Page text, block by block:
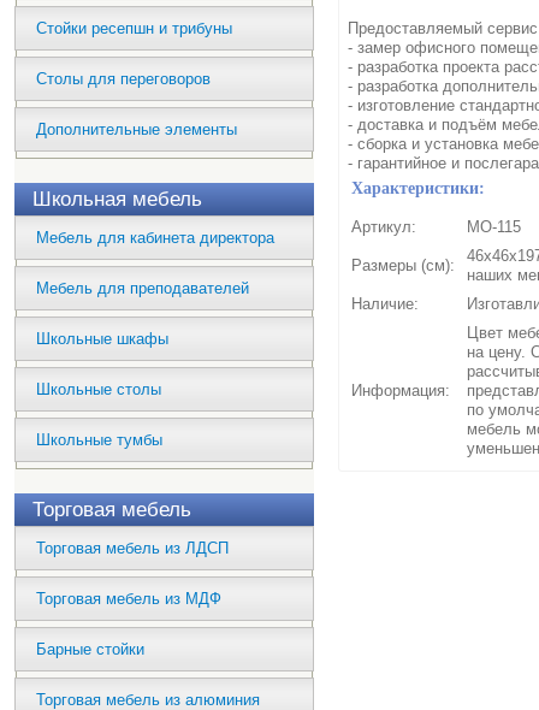
Стойки ресепшн и трибуны
Столы для переговоров
Дополнительные элементы
Школьная мебель
Мебель для кабинета директора
Мебель для преподавателей
Школьные шкафы
Школьные столы
Школьные тумбы
Торговая мебель
Торговая мебель из ЛДСП
Торговая мебель из МДФ
Барные стойки
Торговая мебель из алюминия
Предоставляемый
- замер офисного
- разработка проекта
- разработка
- изготовление
- доставка и подъём
- сборка и установка
- гарантийное и
Характеристики:
Артикул: МО-115
Размеры (см):
наших
Наличие:
Информация:
Цвет
на цену.
по
мебель